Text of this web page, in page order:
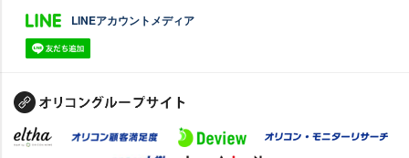
LINEアカウントメディア